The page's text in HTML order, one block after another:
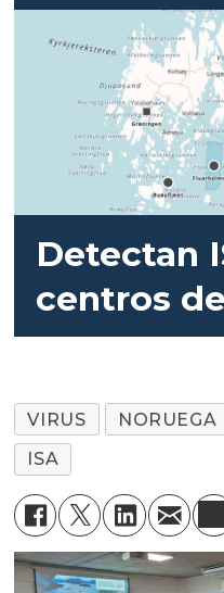
Detectan
centros
VIRUS NORUEGA
ISA